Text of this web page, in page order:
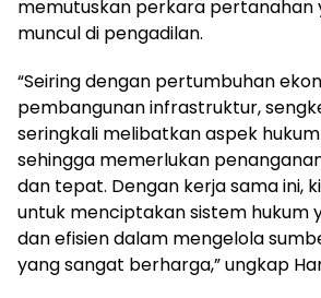
memutuskan perkara pertanahan
muncul di pengadilan.
“Seiring dengan pertumbuhan
pembangunan infrastruktur,
seringkali melibatkan aspek
sehingga memerlukan
dan tepat. Dengan kerja sama ini,
untuk menciptakan sistem hukum
dan efisien dalam mengelola
yang sangat berharga,” ungkap